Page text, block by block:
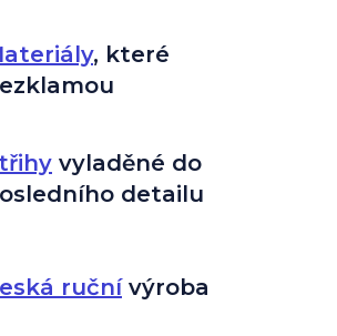
, které
vyladěné do
detailu
ručnívýroba